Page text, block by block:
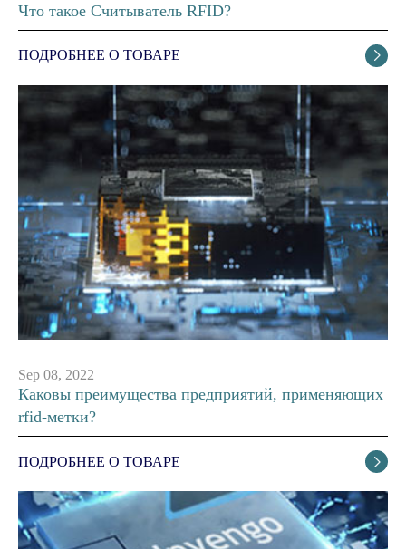
Что такое Считыватель RFID?
ПОДРОБНЕЕ О ТОВАРЕ 
Sep 08, 2022
Каковы преимущества предприятий, применяющих
rfid-метки?
ПОДРОБНЕЕ О ТОВАРЕ 